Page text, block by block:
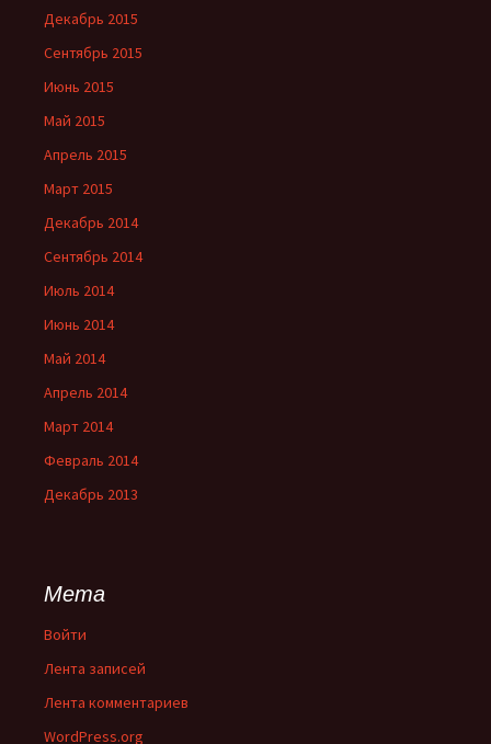
Декабрь 2015
Сентябрь 2015
Июнь 2015
Май 2015
Апрель 2015
Март 2015
Декабрь 2014
Сентябрь 2014
Июль 2014
Июнь 2014
Май 2014
Апрель 2014
Март 2014
Февраль 2014
Декабрь 2013
Мета
Войти
Лента записей
Лента комментариев
WordPress.org